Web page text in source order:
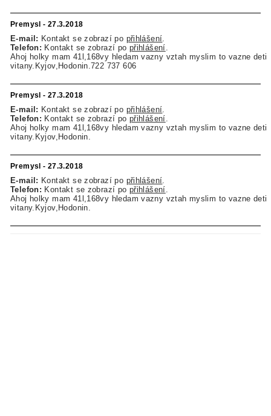
Premysl - 27.3.2018
E-mail: Kontakt se zobrazí po přihlášení
Telefon: Kontakt se zobrazí po přihlášení
Ahoj holky mam 41l,168vy hledam vazny vztah myslim to vazne deti
vitany.Kyjov,Hodonin.722 737 606
Premysl - 27.3.2018
E-mail: Kontakt se zobrazí po přihlášení
Telefon: Kontakt se zobrazí po přihlášení
Ahoj holky mam 41l,168vy hledam vazny vztah myslim to vazne deti
vitany.Kyjov,Hodonin.
Premysl - 27.3.2018
E-mail: Kontakt se zobrazí po přihlášení
Telefon: Kontakt se zobrazí po přihlášení
Ahoj holky mam 41l,168vy hledam vazny vztah myslim to vazne deti
vitany.Kyjov,Hodonin.